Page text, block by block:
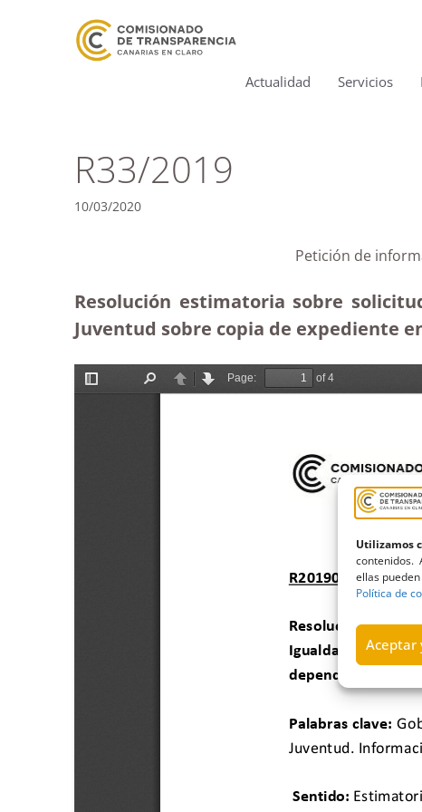
Utilizamos
contenidos.
ellas
Política de
Aceptar
Actualidad Servicios
R33/2019
10/03/2020
Petición de
Resolución estimatoria sobre
Juventud sobre copia de expediente